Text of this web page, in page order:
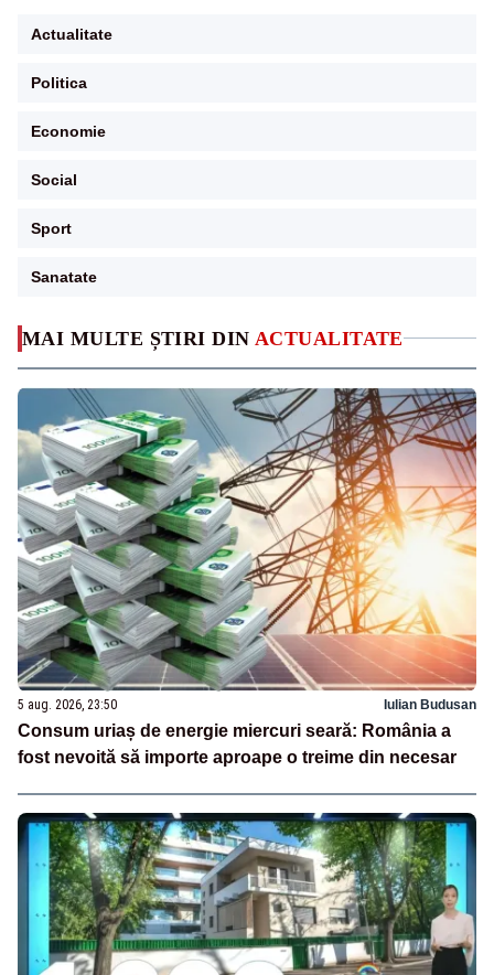
MAI MULTE ȘTIRI DIN ACTUALITATE
5 aug. 2026, 23:50 Iulian Budusan
Consum uriaș de energie miercuri seară: România a
fost nevoită să importe aproape o treime din necesar
Actualitate
Politica
Economie
Social
Sport
Sanatate